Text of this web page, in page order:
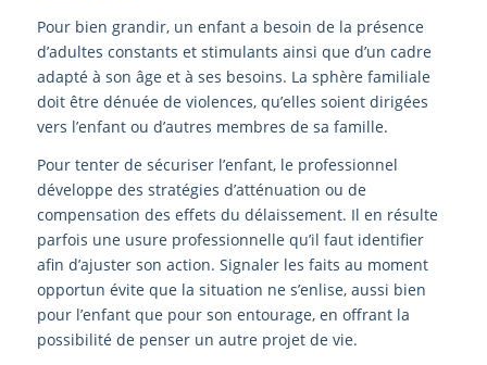
Pour bien grandir, un enfant a besoin de la présence
d’adultes constants et stimulants ainsi que d’un cadre
adapté à son âge et à ses besoins. La sphère familiale
doit être dénuée de violences, qu’elles soient dirigées
vers l’enfant ou d’autres membres de sa famille.
Pour tenter de sécuriser l’enfant, le professionnel
développe des stratégies d’atténuation ou de
compensation des effets du délaissement. Il en résulte
parfois une usure professionnelle qu’il faut identifier
afin d’ajuster son action. Signaler les faits au moment
opportun évite que la situation ne s’enlise, aussi bien
pour l’enfant que pour son entourage, en offrant la
possibilité de penser un autre projet de vie.